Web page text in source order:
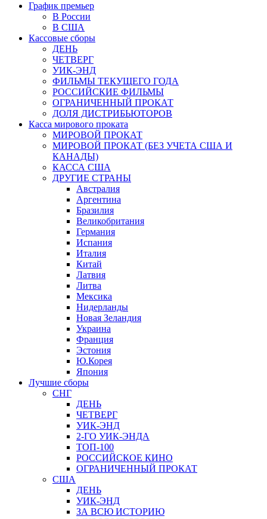
График премьер
В России
В США
Кассовые сборы
ДЕНЬ
ЧЕТВЕРГ
УИК-ЭНД
ФИЛЬМЫ ТЕКУЩЕГО ГОДА
РОССИЙСКИЕ ФИЛЬМЫ
ОГРАНИЧЕННЫЙ ПРОКАТ
ДОЛЯ ДИСТРИБЬЮТОРОВ
Касса мирового проката
МИРОВОЙ ПРОКАТ
МИРОВОЙ ПРОКАТ (БЕЗ УЧЕТА США И
КАНАДЫ)
КАССА США
ДРУГИЕ СТРАНЫ
Австралия
Аргентина
Бразилия
Великобритания
Германия
Испания
Италия
Китай
Латвия
Литва
Мексика
Нидерланды
Новая Зеландия
Украина
Франция
Эстония
Ю.Корея
Япония
Лучшие сборы
СНГ
ДЕНЬ
ЧЕТВЕРГ
УИК-ЭНД
2-ГО УИК-ЭНДА
ТОП-100
РОССИЙСКОЕ КИНО
ОГРАНИЧЕННЫЙ ПРОКАТ
США
ДЕНЬ
УИК-ЭНД
ЗА ВСЮ ИСТОРИЮ